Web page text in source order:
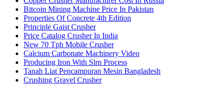
Bitcoin Mining Machine Price In Pakistan
Properties Of Concrete 4th Edition
Principle Gaist Crusher
Price Catalog Crusher In India
New 70 Tph Mobile Crusher
Calcium Carbonate Machinery Video
Producing Iron With Slrn Process
Tanah Liat Pencampuran Mesin Bangladesh
Crushing Gravel Crusher